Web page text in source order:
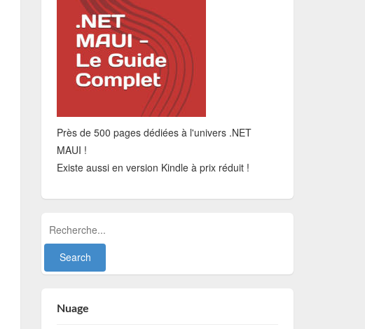
Près de 500 pages dédiées à l'univers .NET
MAUI !
Existe aussi en version Kindle à prix réduit !
Nuage